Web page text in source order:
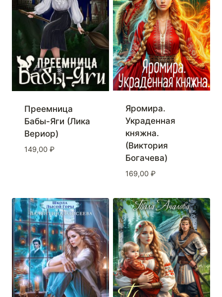
Преемница
Бабы-Яги (Лика
Вериор)
149,00 ₽
Яромира.
Украденная
княжна.
(Виктория
Богачева)
169,00 ₽